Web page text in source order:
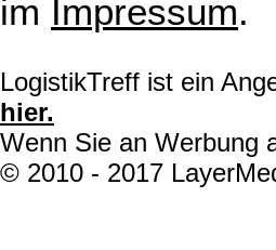
im Impressum.
LogistikTreff ist ein
hier.
Wenn Sie an Werbung
© 2010 - 2017